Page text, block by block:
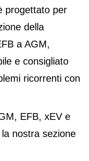
progettato per
della
a AGM,
e consigliato
ricorrenti con
EFB, xEV e
nostra sezione